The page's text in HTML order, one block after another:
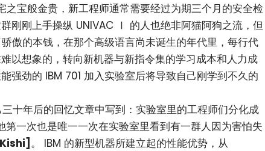
宝般金贵，新工程师通常需要经过为期三个月的安全检
刚刚上手操纵 UNIVAC Ⅰ 的人也绝非阿猫阿狗之流，但
傲的本钱，在那个高级语言尚未诞生的年代里，每行代
以想象的，转向新机器与新指令集的学习成本和人力成
强劲的 IBM 701 加入实验室后将导致自己刚学到不久的
十年后的回忆文章中写到：实验室里的工程师们分化成
第一次也是唯一一次在实验室里看到有一群人因为害怕失
。 IBM 的新型机器所建立起的性能优势，从
渡到 ISRG Root
升级，更名为 Seata